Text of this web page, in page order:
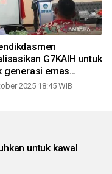
G7KAIH untuk
generasi emas
2025 18:45 WIB
untuk kawal